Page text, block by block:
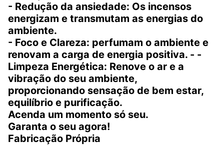
- Redução da ansiedade: Os incensos
energizam e transmutam as energias do
ambiente.
- Foco e Clareza: perfumam o ambiente e
renovam a carga de energia positiva. - -
Limpeza Energética: Renove o ar e a
vibração do seu ambiente,
proporcionando sensação de bem estar,
equilíbrio e purificação.
Acenda um momento só seu.
Garanta o seu agora!
Fabricação Própria